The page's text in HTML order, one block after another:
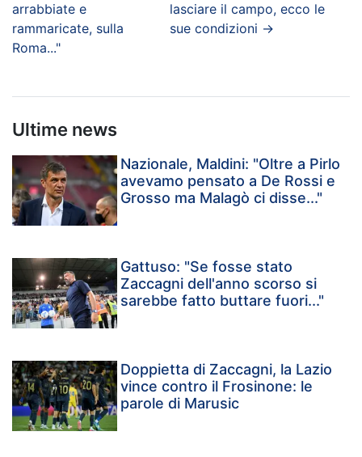
arrabbiate e
rammaricate, sulla
Roma..."
lasciare il campo, ecco le
sue condizioni →
Ultime news
Nazionale, Maldini: "Oltre a Pirlo
avevamo pensato a De Rossi e
Grosso ma Malagò ci disse..."
Gattuso: "Se fosse stato
Zaccagni dell'anno scorso si
sarebbe fatto buttare fuori..."
Doppietta di Zaccagni, la Lazio
vince contro il Frosinone: le
parole di Marusic